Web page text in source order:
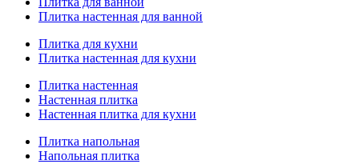
Плитка настенная для ванной
Плитка для кухни
Плитка настенная для кухни
Плитка настенная
Настенная плитка
Настенная плитка для кухни
Плитка напольная
Напольная плитка